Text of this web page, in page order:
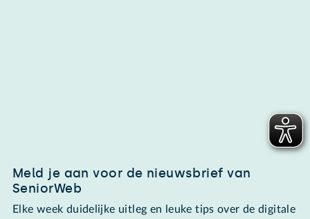
Meld je aan voor de nieuwsbrief van
SeniorWeb
Elke week duidelijke uitleg en leuke tips over de digitale